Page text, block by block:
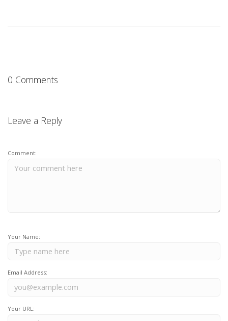
0 Comments
Leave a Reply
Comment:
Your Name:
Email Address:
Your URL: